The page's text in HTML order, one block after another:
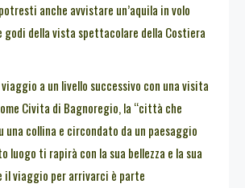
anche avvistare un’aquila in volo
godi della vista spettacolare della Costiera
a un livello successivo con una visita
Civita di Bagnoregio, la “città che
una collina e circondato da un paesaggio
luogo ti rapirà con la sua bellezza e la sua
il viaggio per arrivarci è parte